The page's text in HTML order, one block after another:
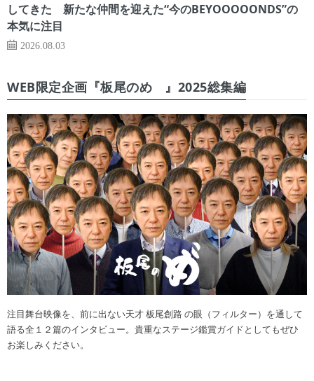
してきた 新たな仲間を迎えた“今のBEYOOOOONDS”の
本気に注目
2026.08.03
WEB限定企画『板尾のめ゙』2025総集編
注目舞台映像を、前に出ない天才 板尾創路 の眼（フィルター）を通して
語る全１２篇のインタビュー。貴重なステージ鑑賞ガイドとしてもぜひ
お楽しみください。